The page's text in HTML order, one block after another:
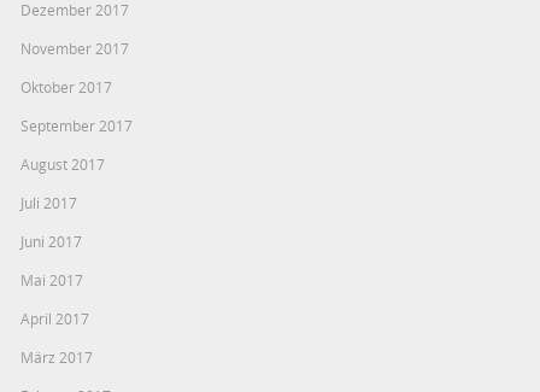
Dezember 2017
November 2017
Oktober 2017
September 2017
August 2017
Juli 2017
Juni 2017
Mai 2017
April 2017
März 2017